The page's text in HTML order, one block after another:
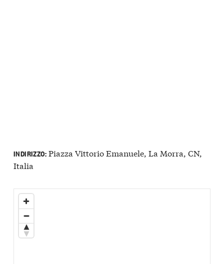
INDIRIZZO:Piazza Vittorio Emanuele, La Morra, CN,
Italia